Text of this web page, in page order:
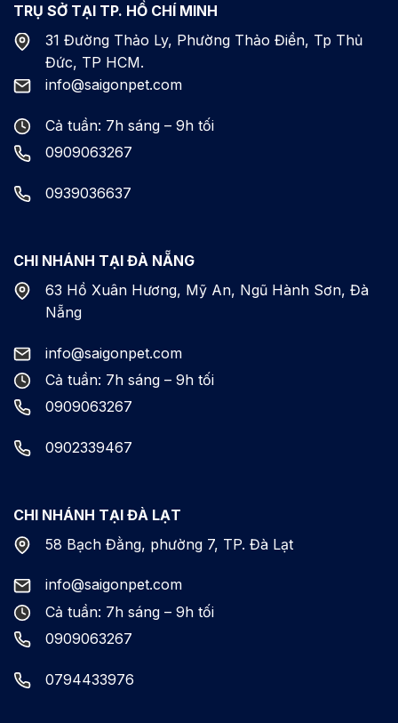
TRỤ SỞ TẠI TP. HỒ CHÍ MINH
31 Đường Thảo Ly, Phường Thảo Điền, Tp Thủ
Đức, TP HCM.
info@saigonpet.com
Cả tuần: 7h sáng – 9h tối
0909063267
0939036637
CHI NHÁNH TẠI ĐÀ NẴNG
63 Hồ Xuân Hương, Mỹ An, Ngũ Hành Sơn, Đà
Nẵng
info@saigonpet.com
Cả tuần: 7h sáng – 9h tối
0909063267
0902339467
CHI NHÁNH TẠI ĐÀ LẠT
58 Bạch Đằng, phường 7, TP. Đà Lạt
info@saigonpet.com
Cả tuần: 7h sáng – 9h tối
0909063267
0794433976